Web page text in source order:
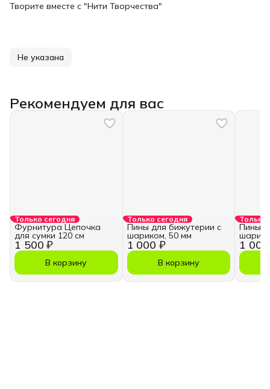
Творите вместе с "Нити Творчества"
Не указана
Рекомендуем для вас
Только сегодня
1 500 ₽
Фурнитура Цепочка
для сумки 120 см
В корзину
Только сегодня
1 000 ₽
Пины для бижутерии с
шариком, 50 мм
В корзину
Только
1
Пины